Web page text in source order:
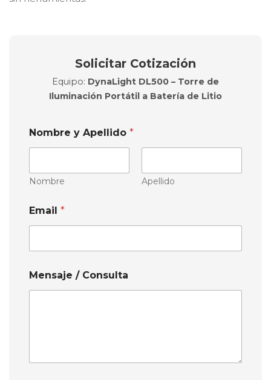
Solicitar Cotización
Equipo: DynaLight DL500 – Torre de
Iluminación Portátil a Batería de Litio
Nombre y Apellido *
Nombre Apellido
Email *
Mensaje / Consulta